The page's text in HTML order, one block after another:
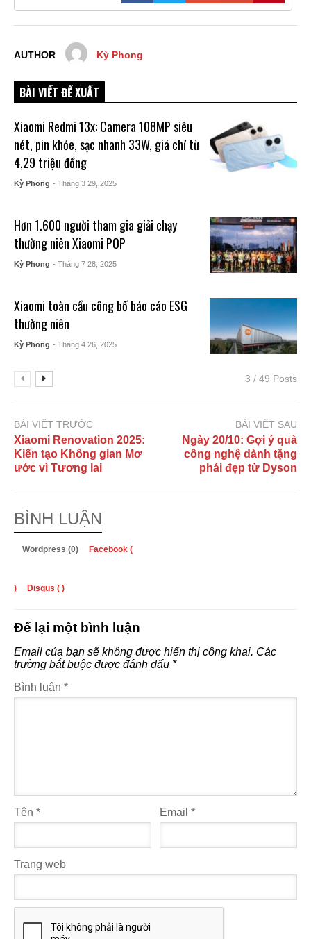
AUTHOR Kỳ Phong
BÀI VIẾT ĐỀ XUẤT
Xiaomi Redmi 13x: Camera 108MP siêu
nét, pin khỏe, sạc nhanh 33W, giá chỉ từ
4,29 triệu đồng
Kỳ Phong - Tháng 3 29, 2025
Hơn 1.600 người tham gia giải chạy
thường niên Xiaomi POP
Kỳ Phong - Tháng 7 28, 2025
Xiaomi toàn cầu công bố báo cáo ESG
thường niên
Kỳ Phong - Tháng 4 26, 2025
3 / 49 Posts
BÀI VIẾT TRƯỚC
Xiaomi Renovation 2025:
Kiến tạo Không gian Mơ
ước vì Tương lai
BÀI VIẾT SAU
Ngày 20/10: Gợi ý quà
công nghệ dành tặng
phái đẹp từ Dyson
BÌNH LUẬN
Wordpress (0) Facebook (
) Disqus ( )
Để lại một bình luận
Email của bạn sẽ không được hiển thị công khai. Các
trường bắt buộc được đánh dấu *
Bình luận *
Tên * Email*
Trang web